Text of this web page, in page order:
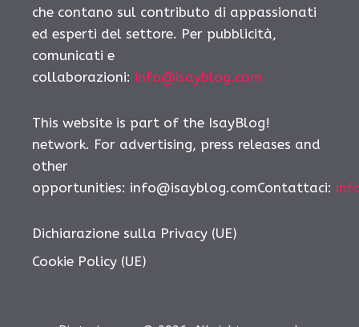
che contano sul contributo di appassionati
ed esperti del settore. Per pubblicità,
comunicati e
collaborazioni: info@isayblog.com
This website is part of the IsayBlog!
network. For advertising, press releases and
other
opportunities: info@isayblog.comContattaci:
Dichiarazione sulla Privacy (UE)
Cookie Policy (UE)